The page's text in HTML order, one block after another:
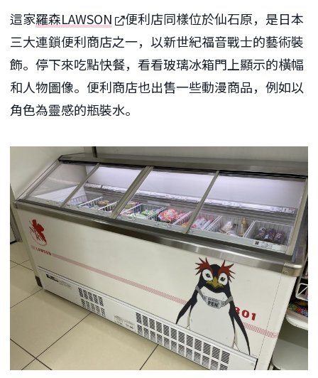
這家羅森LAWSON
便利店同樣位於仙石原，是日本
三大連鎖便利商店之一，以新世紀福音戰士的藝術裝
飾。停下來吃點快餐，看看玻璃冰箱門上顯示的橫幅
和人物圖像。便利商店也出售一些動漫商品，例如以
角色為靈感的瓶裝水。